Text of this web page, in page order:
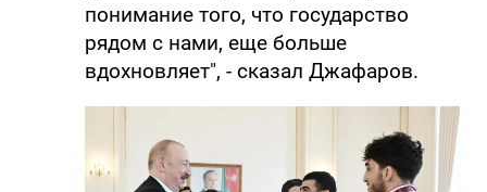
понимание того, что государство
рядом с нами, еще больше
вдохновляет", - сказал Джафаров.